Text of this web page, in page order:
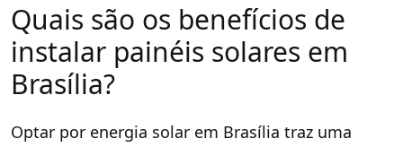
Quais são os benefícios de
instalar painéis solares em
Brasília?
Optar por energia solar em Brasília traz uma